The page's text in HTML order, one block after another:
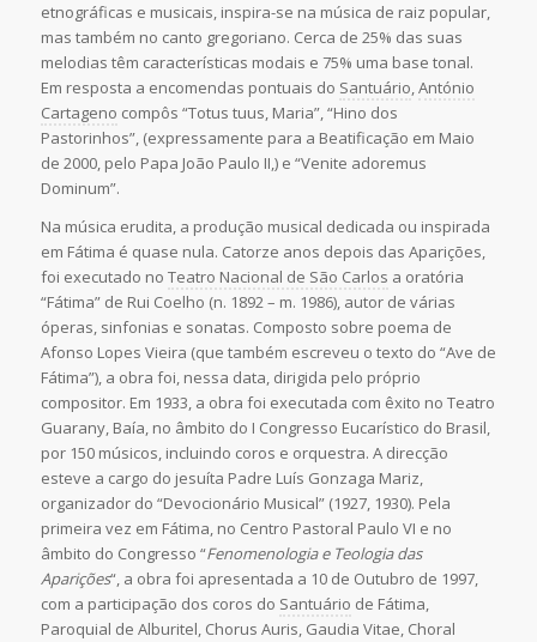
etnográficas e musicais, inspira-se na música de raiz popular,
mas também no canto gregoriano. Cerca de 25% das suas
melodias têm características modais e 75% uma base tonal.
Em resposta a encomendas pontuais do Santuário,António
Cartageno compôs “Totus tuus, Maria”, “Hino dos
Pastorinhos”, (expressamente para a Beatificação em Maio
de 2000, pelo Papa João Paulo II,) e “Venite adoremus
Dominum”.
Na música erudita, a produção musical dedicada ou inspirada
em Fátima é quase nula. Catorze anos depois das Aparições,
foi executado no Teatro Nacional de São Carlos a oratória
“Fátima” de Rui Coelho (n. 1892 – m. 1986), autor de várias
óperas, sinfonias e sonatas. Composto sobre poema de
Afonso Lopes Vieira (que também escreveu o texto do “Ave de
Fátima”), a obra foi, nessa data, dirigida pelo próprio
compositor. Em 1933, a obra foi executada com êxito no Teatro
Guarany, Baía, no âmbito do I Congresso Eucarístico do Brasil,
por 150 músicos, incluindo coros e orquestra. A direcção
esteve a cargo do jesuíta Padre Luís Gonzaga Mariz,
organizador do “Devocionário Musical” (1927, 1930). Pela
primeira vez em Fátima, no Centro Pastoral Paulo VI e no
âmbito do Congresso “Fenomenologia e Teologia das
Aparições“, a obra foi apresentada a 10 de Outubro de 1997,
com a participação dos coros do Santuário de Fátima,
Paroquial de Alburitel, Chorus Auris, Gaudia Vitae, Choral